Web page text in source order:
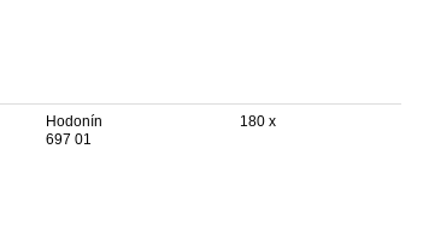
Hodonín
697 01
180 x